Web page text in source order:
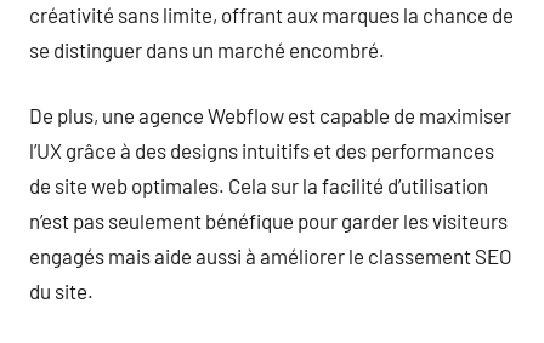
créativité sans limite, offrant aux marques la chance de
se distinguer dans un marché encombré.
De plus, une agence Webflow est capable de maximiser
l’UX grâce à des designs intuitifs et des performances
de site web optimales. Cela sur la facilité d’utilisation
n’est pas seulement bénéfique pour garder les visiteurs
engagés mais aide aussi à améliorer le classement SEO
du site.